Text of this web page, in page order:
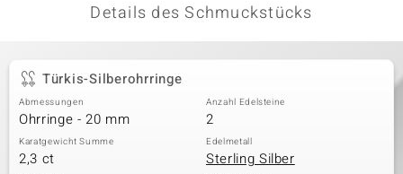
Details des Schmuckstücks
Türkis-Silberohrringe
Abmessungen
Ohrringe - 20 mm
Anzahl Edelsteine
2
Karatgewicht Summe
2,3 ct
Edelmetall
Sterling Silber